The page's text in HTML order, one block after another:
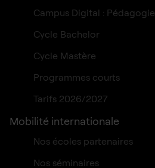
Campus Digital : Pédagogie
Cycle Bachelor
Cycle Mastère
Programmes courts
Tarifs 2026/2027
Mobilité internationale
Nos écoles partenaires
Nos séminaires